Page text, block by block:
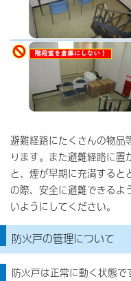
避難経路にたくさんの物品
ります。また避難経路に置
と、煙が早期に充満すると
の際、安全に避難できるよ
いようにしてください。
防火戸の管理について
防火戸は正常に動く状態で